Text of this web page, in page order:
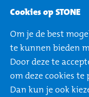
Cookies op STONE
Om je de best
te kunnen bieden
Door deze te
om deze cookies
Dan kun je ook
STO-NEWS
Mijn STONE
Privacy